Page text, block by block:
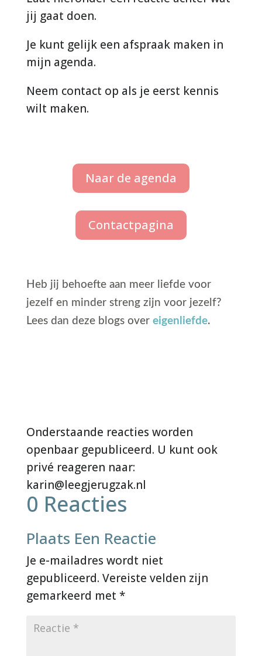
jij gaat doen.
Je kunt gelijk een afspraak maken in
mijn agenda.
Neem contact op als je eerst kennis
wilt maken.
Naar de agenda
Contactpagina
Heb jij behoefte aan meer liefde voor
jezelf en minder streng zijn voor jezelf?
Lees dan deze blogs over eigenliefde.
0 Reacties
Plaats Een Reactie
Je e-mailadres wordt niet
gepubliceerd. Vereiste velden zijn
gemarkeerd met *